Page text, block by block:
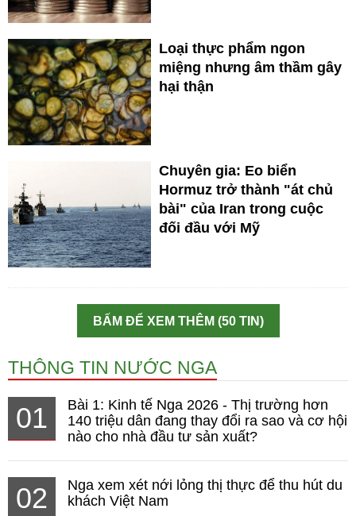
Loại thực phẩm ngon
miệng nhưng âm thầm gây
hại thận
Chuyên gia: Eo biển
Hormuz trở thành "át chủ
bài" của Iran trong cuộc
đối đầu với Mỹ
BẤM ĐỂ XEM THÊM (50 TIN)
THÔNG TIN NƯỚC NGA
01
Bài 1: Kinh tế Nga 2026 - Thị trường hơn
140 triệu dân đang thay đổi ra sao và cơ hội
nào cho nhà đầu tư sản xuất?
02
Nga xem xét nới lỏng thị thực để thu hút du
khách Việt Nam